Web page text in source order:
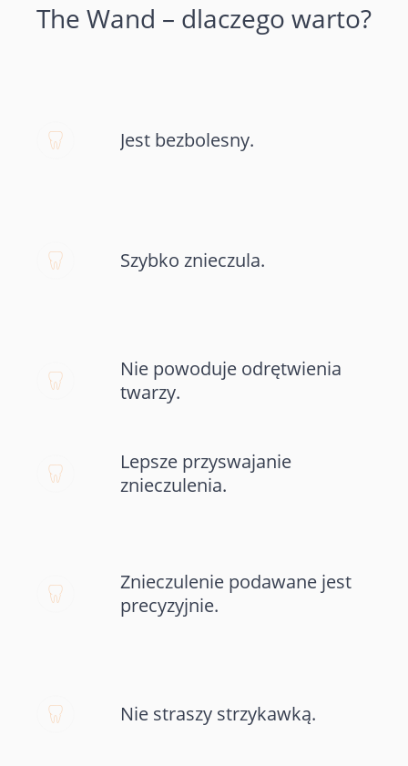
The Wand – dlaczego warto?
Jest bezbolesny.
Szybko znieczula.
Nie powoduje odrętwienia
twarzy.
Lepsze przyswajanie
znieczulenia.
Znieczulenie podawane jest
precyzyjnie.
Nie straszy strzykawką.